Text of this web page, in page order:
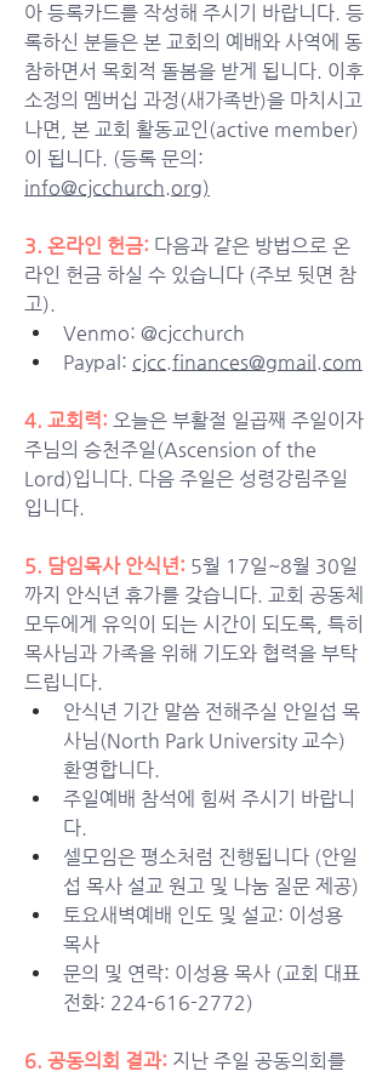
아 등록카드를 작성해 주시기 바랍니다. 등
록하신 분들은 본 교회의 예배와 사역에 동
참하면서 목회적 돌봄을 받게 됩니다. 이후
소정의 멤버십 과정(새가족반)을 마치시고
나면, 본 교회 활동교인(active member)
info@cjcchurch.org)
3. 온라인 헌금: 다음과 같은 방법으로 온
라인 헌금 하실 수 있습니다 (주보 뒷면 참
고).
Venmo: @cjcchurch
Paypal: cjcc.finances@gmail.com
4. 교회력: 오늘은 부활절 일곱째 주일이자
주님의 승천주일(Ascension of the
Lord)입니다. 다음 주일은 성령강림주일
입니다.
5. 담임목사 안식년: 5월 17일~8월 30일
까지 안식년 휴가를 갖습니다. 교회 공동체
모두에게 유익이 되는 시간이 되도록, 특히
목사님과 가족을 위해 기도와 협력을 부탁
드립니다.
안식년 기간 말씀 전해주실 안일섭 목
사님(North Park University 교수)
환영합니다.
주일예배 참석에 힘써 주시기 바랍니
다.
셀모임은 평소처럼 진행됩니다 (안일
섭 목사 설교 원고 및 나눔 질문 제공)
토요새벽예배 인도 및 설교: 이성용
목사
문의 및 연락: 이성용 목사 (교회 대표
전화: 224-616-2772)
6. 공동의회 결과: 지난 주일 공동의회를